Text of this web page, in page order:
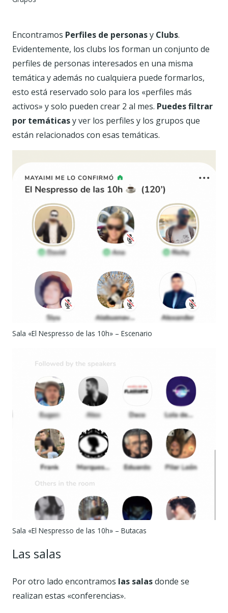
Encontramos Perfiles de personasy Clubs.
Evidentemente, los clubs los forman un conjunto de
perfiles de personas interesados en una misma
temática y además no cualquiera puede formarlos,
esto está reservado solo para los «perfiles más
activos» y solo pueden crear 2 al mes. Puedes filtrar
por temáticasy ver los perfiles y los grupos que
están relacionados con esas temáticas.
Sala «El Nespresso de las 10h» – Escenario
Sala «El Nespresso de las 10h» – Butacas
Las salas
Por otro lado encontramos las salasdonde se
realizan estas «conferencias».